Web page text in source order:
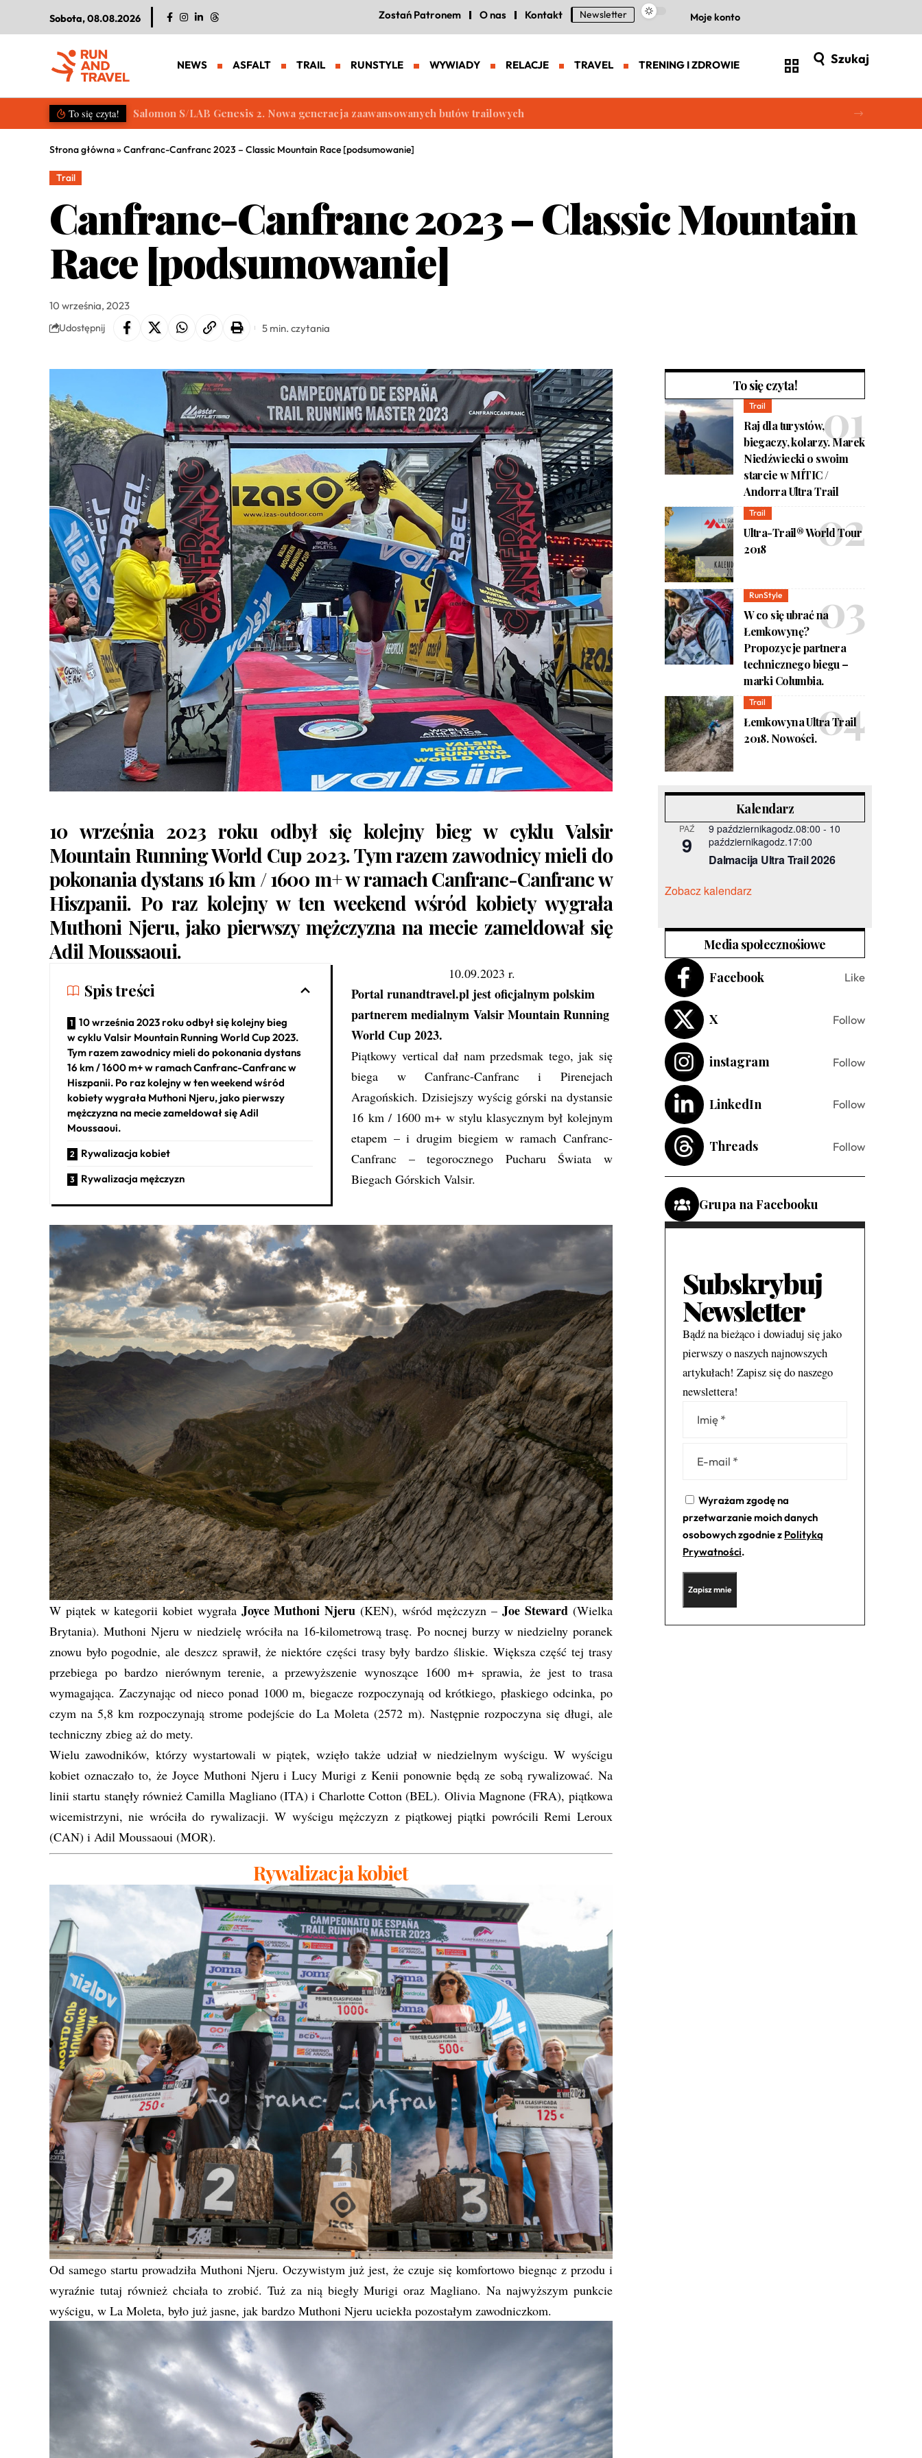
Sobota, 08.08.2026 Zostań Patronem O nas Kontakt Newsletter Moje konto
NEWS ASFALT TRAIL RUNSTYLE WYWIADY RELACJE TRAVEL TRENING I ZDROWIE Szukaj
To się czyta! Salomon S/LAB Genesis 2. Nowa generacja zaawansowanych butów trailowych
Strona główna» Canfranc-Canfranc 2023 – Classic Mountain Race [podsumowanie]
Trail
Canfranc-Canfranc 2023 – Classic Mountain
Race [podsumowanie]
10 września, 2023
Udostępnij 5 min. czytania
10 września 2023 roku odbył się kolejny bieg w cyklu Valsir
Mountain Running World Cup 2023. Tym razem zawodnicy mieli do
pokonania dystans 16 km / 1600 m+ w ramachCanfranc-Canfrancw
Hiszpanii. Po raz kolejny w ten weekend wśród kobiety wygrała
Muthoni Njeru, jako pierwszy mężczyzna na mecie zameldował się
Adil Moussaoui.
Spis treści
10 września 2023 roku odbył się kolejny bieg
w cyklu Valsir Mountain Running World Cup 2023.
Tym razem zawodnicy mieli do pokonania dystans
16 km / 1600 m+ w ramach Canfranc-Canfranc w
Hiszpanii. Po raz kolejny w ten weekend wśród
kobiety wygrała Muthoni Njeru, jako pierwszy
mężczyzna na mecie zameldował się Adil
Moussaoui.
Rywalizacja kobiet
Rywalizacja mężczyzn
10.09.2023 r.
Portal runandtravel.pl jest oficjalnym polskim
partnerem medialnym Valsir Mountain Running
World Cup 2023.
Piątkowy vertical dał nam przedsmak tego, jak się
biega w Canfranc-Canfranc i Pirenejach
Aragońskich. Dzisiejszy wyścig górski na dystansie
16 km / 1600 m+ w stylu klasycznym był kolejnym
etapem – i drugim biegiem w ramach Canfranc-
Canfranc – tegorocznego Pucharu Świata w
Biegach Górskich Valsir.
W piątek w kategorii kobiet wygrała Joyce Muthoni Njeru (KEN), wśród mężczyzn –Joe Steward (Wielka
Brytania). Muthoni Njeru w niedzielę wróciła na 16-kilometrową trasę. Po nocnej burzy w niedzielny poranek
znowu było pogodnie, ale deszcz sprawił, że niektóre części trasy były bardzo śliskie. Większa część tej trasy
przebiega po bardzo nierównym terenie, a przewyższenie wynoszące 1600 m+ sprawia, że jest to trasa
wymagająca. Zaczynając od nieco ponad 1000 m, biegacze rozpoczynają od krótkiego, płaskiego odcinka, po
czym na 5,8 km rozpoczynają strome podejście do La Moleta (2572 m). Następnie rozpoczyna się długi, ale
techniczny zbieg aż do mety.
Wielu zawodników, którzy wystartowali w piątek, wzięło także udział w niedzielnym wyścigu. W wyścigu
kobiet oznaczało to, że Joyce Muthoni Njeru i Lucy Murigi z Kenii ponownie będą ze sobą rywalizować. Na
linii startu stanęły również Camilla Magliano (ITA) i Charlotte Cotton (BEL). Olivia Magnone (FRA), piątkowa
wicemistrzyni, nie wróciła do rywalizacji. W wyścigu mężczyzn z piątkowej piątki powrócili Remi Leroux
(CAN) i Adil Moussaoui (MOR).
Rywalizacja kobiet
Od samego startu prowadziła Muthoni Njeru. Oczywistym już jest, że czuje się komfortowo biegnąc z przodu i
wyraźnie tutaj również chciała to zrobić. Tuż za nią biegły Murigi oraz Magliano. Na najwyższym punkcie
wyścigu, w La Moleta, było już jasne, jak bardzo Muthoni Njeru uciekła pozostałym zawodniczkom.
To się czyta!
Trail
Raj dla turystów,
biegaczy, kolarzy. Marek
Niedźwiecki o swoim
starcie w MÍTIC /
Andorra Ultra Trail
Trail
Ultra-Trail® World Tour
2018
RunStyle
W co się ubrać na
Łemkowynę?
Propozycje partnera
technicznego biegu –
marki Columbia.
Trail
Łemkowyna Ultra Trail
2018. Nowości.
Kalendarz
PAŹ
9
9 październikagodz.08:00 - 10
październikagodz.17:00
Dalmacija Ultra Trail 2026
Zobacz kalendarz
Media społecznośiowe
Facebook
Like
X Follow
instagram Follow
LinkedIn Follow
Threads Follow
Grupa na Facebooku
Subskrybuj
Newsletter
Bądź na bieżąco i dowiaduj się jako
pierwszy o naszych najnowszych
artykułach! Zapisz się do naszego
newslettera!
Wyrażam zgodę na
przetwarzanie moich danych
osobowych zgodnie z Polityką
Prywatności.
Alternative: